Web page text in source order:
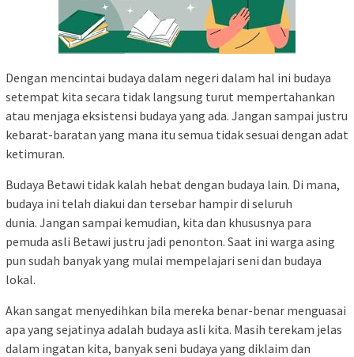
Dengan mencintai budaya dalam negeri dalam hal ini budaya
setempat kita secara tidak langsung turut mempertahankan
atau menjaga eksistensi budaya yang ada. Jangan sampai justru
kebarat-baratan yang mana itu semua tidak sesuai dengan adat
ketimuran.
Budaya Betawi tidak kalah hebat dengan budaya lain. Di mana,
budaya ini telah diakui dan tersebar hampir di seluruh
dunia. Jangan sampai kemudian, kita dan khususnya para
pemuda asli Betawi justru jadi penonton. Saat ini warga asing
pun sudah banyak yang mulai mempelajari seni dan budaya
lokal.
Akan sangat menyedihkan bila mereka benar-benar menguasai
apa yang sejatinya adalah budaya asli kita. Masih terekam jelas
dalam ingatan kita, banyak seni budaya yang diklaim dan